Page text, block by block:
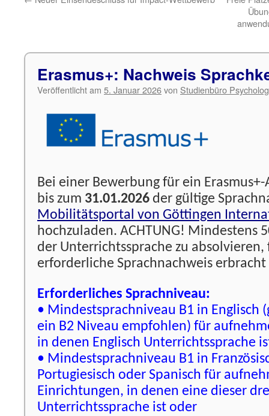
Erasmus+: Nachweis
Veröffentlicht am 5. Januar 2026von Studienbüro
Bei einer Bewerbung für ein
bis zum 31.01.2026 der gültige
Mobilitätsportal von Göttingen
hochzuladen. ACHTUNG! Mindestens
der Unterrichtssprache zu
erforderliche Sprachnachweis
Erforderliches Sprachniveau:
• Mindestsprachniveau B1 in Englisch
ein B2 Niveau empfohlen) für
in denen Englisch Unterrichtssprache
• Mindestsprachniveau B1 in
Portugiesisch oder Spanisch für
Einrichtungen, in denen eine dieser
Unterrichtssprache ist oder